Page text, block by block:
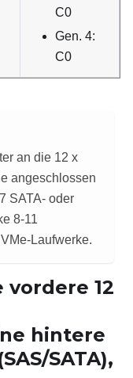
C0
Gen. 4:
C0
an die 12 x
angeschlossen
SATA- oder
8-11
Laufwerke.
12
hintere
SATA),